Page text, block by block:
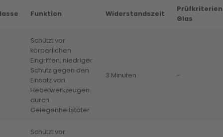
Funktion Widerstandszeit
Prüfkriterien
Glas
Schützt vor
körperlichen
Eingriffen, niedriger
Schutz gegen den
Einsatz von
Hebelwerkzeugen
durch
Gelegenheitstäter
3 Minuten -
Schützt vor